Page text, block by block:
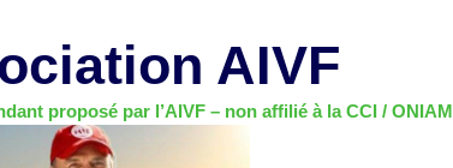
AIVF
proposé par l’AIVF – non affilié à la CCI / ONIAM